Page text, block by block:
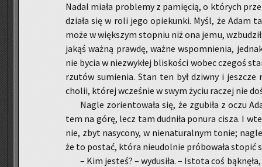
Nadal miała pro­ble­my z pa­mię­cią, o któ­rych
dzia­ła się w roli jego opie­kun­ki. Myśl, że Adam
może w więk­szym stop­niu niż ona jemu,
jakąś ważną praw­dę, ważne wspo­mnie­nia,
nie bycia w nie­zwy­kłej bli­sko­ści wobec cze­goś
rzu­tów su­mie­nia. Stan ten był dziw­ny i
cho­lii, któ­rej wcze­śnie w swym życiu ra­czej nie
Nagle zo­rien­to­wa­ła się, że zgu­bi­ła z oczu
tem na górę, lecz tam dud­ni­ła po­nu­ra cisza. I
nie, zbyt na­sy­co­ny, w nie­na­tu­ral­nym tonie;
że to po­stać, która nie­udol­nie pró­bo­wa­ła sto­pić
– Kim je­steś? – wy­du­si­ła. – Isto­ta coś